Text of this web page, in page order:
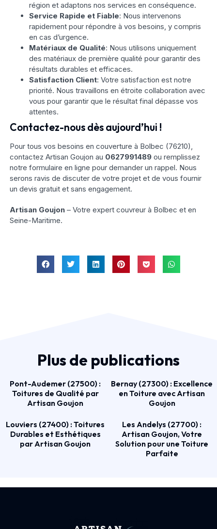
région et adaptons nos services en conséquence.
Service Rapide et Fiable: Nous intervenons
rapidement pour répondre à vos besoins, y compris
en cas d’urgence.
Matériaux de Qualité: Nous utilisons uniquement
des matériaux de première qualité pour garantir des
résultats durables et efficaces.
Satisfaction Client: Votre satisfaction est notre
priorité. Nous travaillons en étroite collaboration avec
vous pour garantir que le résultat final dépasse vos
attentes.
Contactez-nous dès aujourd’hui !
Pour tous vos besoins en couverture à Bolbec (76210),
contactez Artisan Goujon au 0627991489 ou remplissez
notre formulaire en ligne pour demander un rappel. Nous
serons ravis de discuter de votre projet et de vous fournir
un devis gratuit et sans engagement.
Artisan Goujon – Votre expert couvreur à Bolbec et en
Seine-Maritime.
Plus de publications
Pont-Audemer (27500) :
Toitures de Qualité par
Artisan Goujon
Bernay (27300) : Excellence
en Toiture avec Artisan
Goujon
Louviers (27400) : Toitures
Durables et Esthétiques
par Artisan Goujon
Les Andelys (27700) :
Artisan Goujon, Votre
Solution pour une Toiture
Parfaite